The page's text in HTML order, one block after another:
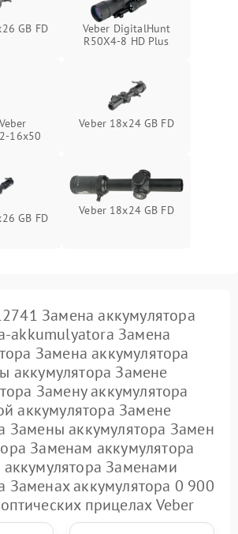
GB FD
Veber DigitalHunt
R50X4-8 HD Plus
16x50
Veber 18x24 GB FD
GB FD
Veber 18x24 GB FD
Замена аккумулятора
akkumulyatora Замена
Замена аккумулятора
аккумулятора Замене
Замену аккумулятора
аккумулятора Замене
Замены аккумулятора Замен
Заменам аккумулятора
Заменами
Заменах аккумулятора 0 900
прицелах Veber